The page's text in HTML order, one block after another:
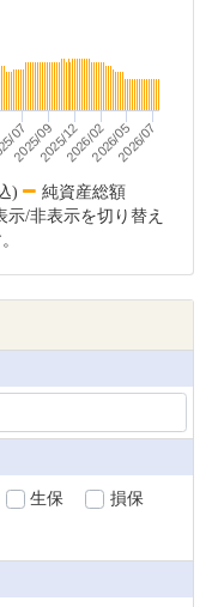
07
2025/092025/122026/022026/052026/07
)
純資産総額
/非表示を切り替え
生保 損保